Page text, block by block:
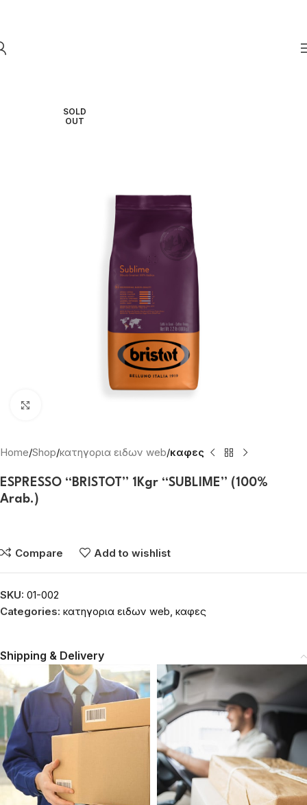
SOLD
OUT
Home Shop κατηγορια ειδων web καφες
ESPRESSO “BRISTOT” 1Kgr “SUBLIME” (100%
Arab.)
Compare Add to wishlist
SKU: 01-002
Categories: κατηγορια ειδων web, καφες
Shipping & Delivery